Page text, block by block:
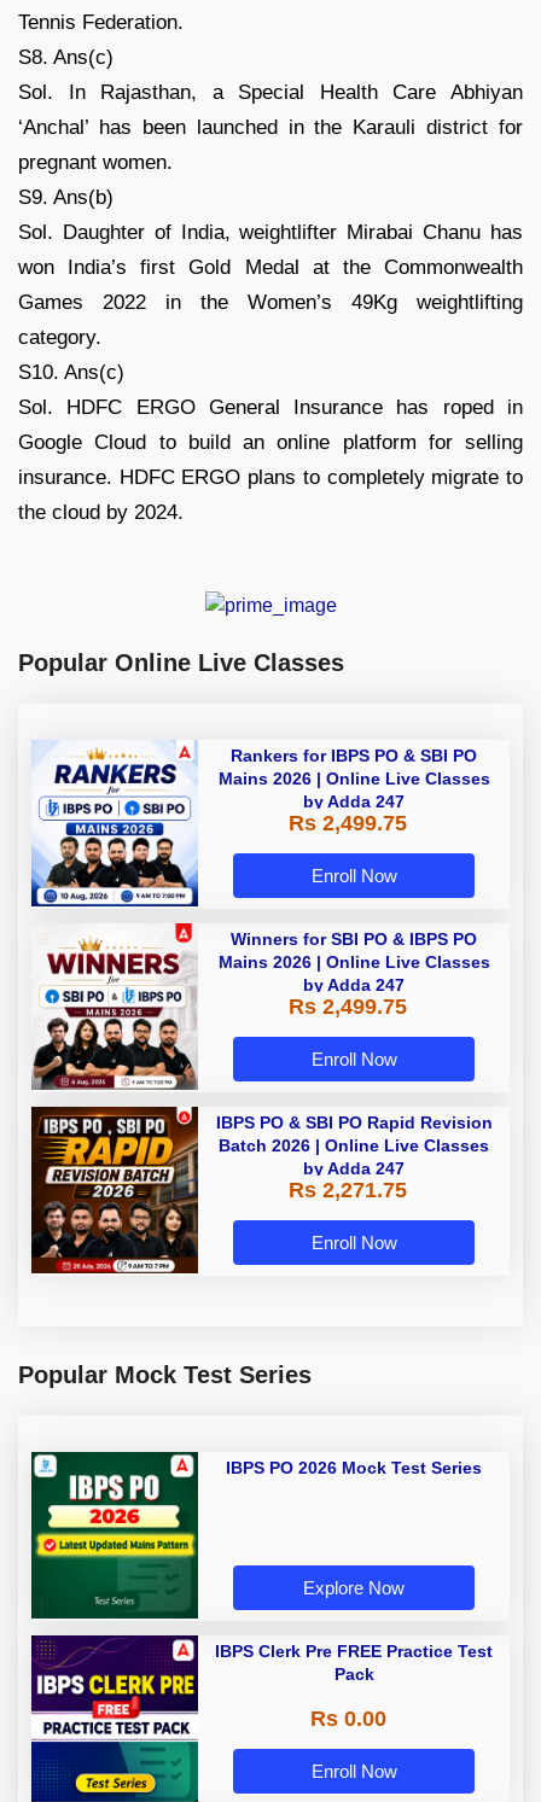
Tennis Federation.
S8. Ans(c)
Sol. In Rajasthan, a Special Health Care Abhiyan
‘Anchal’ has been launched in the Karauli district for
pregnant women.
S9. Ans(b)
Sol. Daughter of India, weightlifter Mirabai Chanu has
won India’s first Gold Medal at the Commonwealth
Games 2022 in the Women’s 49Kg weightlifting
category.
S10. Ans(c)
Sol. HDFC ERGO General Insurance has roped in
Google Cloud to build an online platform for selling
insurance. HDFC ERGO plans to completely migrate to
the cloud by 2024.
Popular Online Live Classes
Rankers for IBPS PO & SBI PO
Mains 2026 | Online Live Classes
by Adda 247
Rs 2,499.75
Enroll Now
Winners for SBI PO & IBPS PO
Mains 2026 | Online Live Classes
by Adda 247
Rs 2,499.75
Enroll Now
IBPS PO & SBI PO Rapid Revision
Batch 2026 | Online Live Classes
by Adda 247
Rs 2,271.75
Enroll Now
Popular Mock Test Series
IBPS PO 2026 Mock Test Series
Explore Now
IBPS Clerk Pre FREE Practice Test
Pack
Rs 0.00
Enroll Now